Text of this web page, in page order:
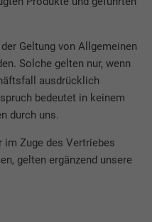
Geltung von Allgemeinen
Solche gelten nur, wenn
ausdrücklich
bedeutet in keinem
durch uns.
im Zuge des Vertriebes
gelten ergänzend unsere